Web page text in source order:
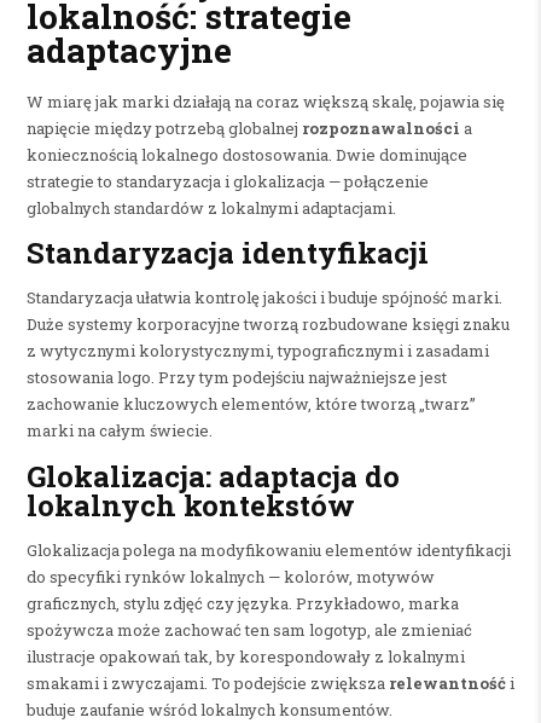
lokalność: strategie
adaptacyjne
W miarę jak marki działają na coraz większą skalę, pojawia się
napięcie między potrzebą globalnej rozpoznawalności a
koniecznością lokalnego dostosowania. Dwie dominujące
strategie to standaryzacja i glokalizacja — połączenie
globalnych standardów z lokalnymi adaptacjami.
Standaryzacja identyfikacji
Standaryzacja ułatwia kontrolę jakości i buduje spójność marki.
Duże systemy korporacyjne tworzą rozbudowane księgi znaku
z wytycznymi kolorystycznymi, typograficznymi i zasadami
stosowania logo. Przy tym podejściu najważniejsze jest
zachowanie kluczowych elementów, które tworzą „twarz”
marki na całym świecie.
Glokalizacja: adaptacja do
lokalnych kontekstów
Glokalizacja polega na modyfikowaniu elementów identyfikacji
do specyfiki rynków lokalnych — kolorów, motywów
graficznych, stylu zdjęć czy języka. Przykładowo, marka
spożywcza może zachować ten sam logotyp, ale zmieniać
ilustracje opakowań tak, by korespondowały z lokalnymi
smakami i zwyczajami. To podejście zwiększa relewantnośći
buduje zaufanie wśród lokalnych konsumentów.